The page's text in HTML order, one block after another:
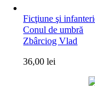
Ficţiune şi
Conul de umbră
Zbârciog Vlad
36,00lei